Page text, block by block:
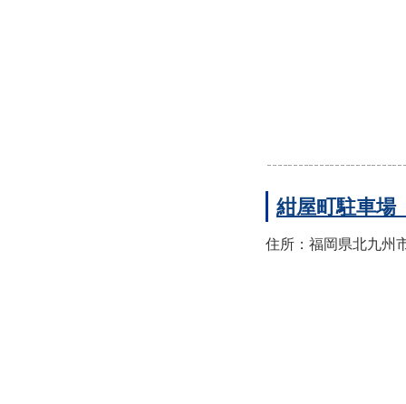
紺屋町駐車場
住所：福岡県北九州